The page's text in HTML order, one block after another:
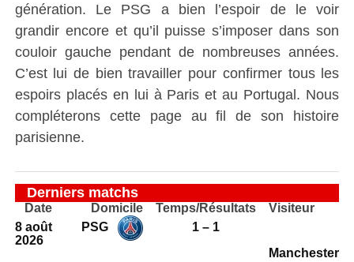
génération. Le PSG a bien l’espoir de le voir
grandir encore et qu’il puisse s’imposer dans son
couloir gauche pendant de nombreuses années.
C’est lui de bien travailler pour confirmer tous les
espoirs placés en lui à Paris et au Portugal. Nous
compléterons cette page au fil de son histoire
parisienne.
Derniers matchs
Date Domicile Temps/Résultats
Visiteur
8 août
2026
PSG
1 – 1
Manchester